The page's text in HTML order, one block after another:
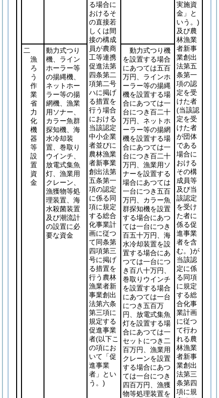
る場合に
おけるそ
の直接若
しくは間
接の構成
員が農商
工等連携
促進法第
四条第二
項第二号
ハに掲げ
る措置を
行う場合
における
当該認定
中小企業
者並びに
農林漁業
者新事業
創出法第
五条第一
項の認定
に係る同
項に規定
する総合
化事業計
画に従つ
て同条第
四項第三
号に掲げ
る措置を
行う農林
漁業者新
事業創出
法第六条
第三項に
規定する
促進事業
者(以下こ
の項にお
いて「促
進事業
者」とい
う。)
実施資
金」と
いう。)
及び農
林漁業
者新事
業創出
法第五
条第一
項の認
定を受
けた者
(当該認
定を受
けた者
が団体
である
場合に
おける
その構
成員等
及び当
該認定
を受け
た者に
係る促
進事業
者を含
む。)が
当該認
定に係
る同項
に規定
する総
合化事
業計画
に従つ
て行わ
れる農
林漁業
者新事
業創出
法第三
条第四
項に規
二
漁
ろ
う
作
業
省
力
化
機
器
等
設
置
資
金
動力式つり
機、ライン
ホーラー等
の揚縄機、
ネットホー
ラー等の揚
網機、漁業
用ソナー、
カラー魚群
探知機、海
水冷却装
置、巻取り
ウインチ、
放電式集魚
灯、漁業用
クレーン、
漁獲物等処
理装置、海
水殺菌装置
及び潮流計
の設置に必
要な資金
動力式つり機
を設置する場合
にあつては五百
万円、ラインホ
ーラー等の揚縄
機を設置する場
合にあつては一
台につき百二十
万円、ネットホ
ーラー等の揚網
機を設置する場
合にあつては一
台につき百二十
万円、漁業用ソ
ナーを設置する
場合にあつては
一台につき五百
万円、カラー魚
群探知機を設置
する場合にあつ
ては一台につき
百五十万円、海
水冷却装置を設
置する場合にあ
つては一台につ
き百八十万円、
巻取りウインチ
を設置する場合
にあつては一台
につき五百万
円、放電式集魚
灯を設置する場
合にあつては一
セットにつき二
百万円、漁業用
クレーンを設置
する場合にあつ
ては一台につき
四百万円、漁獲
物等処理装置を